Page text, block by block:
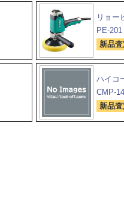
リョー
PE-201
新品
ハイコ
CMP-
新品